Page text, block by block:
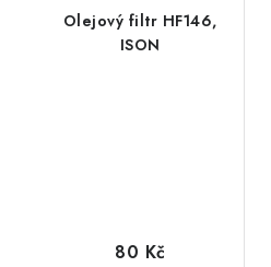
Olejový filtr HF146,
ISON
80 Kč